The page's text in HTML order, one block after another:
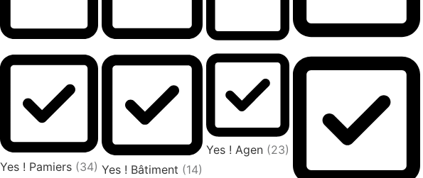
Yes ! Pamiers (34) Yes ! Bâtiment (14)
Yes ! Agen (23)